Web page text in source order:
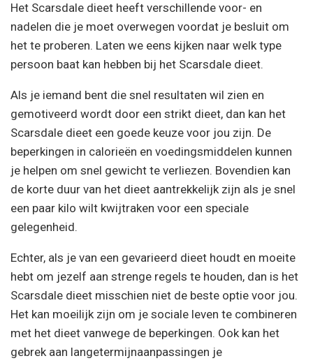
Het Scarsdale dieet heeft verschillende voor- en
nadelen die je moet overwegen voordat je besluit om
het te proberen. Laten we eens kijken naar welk type
persoon baat kan hebben bij het Scarsdale dieet.
Als je iemand bent die snel resultaten wil zien en
gemotiveerd wordt door een strikt dieet, dan kan het
Scarsdale dieet een goede keuze voor jou zijn. De
beperkingen in calorieën en voedingsmiddelen kunnen
je helpen om snel gewicht te verliezen. Bovendien kan
de korte duur van het dieet aantrekkelijk zijn als je snel
een paar kilo wilt kwijtraken voor een speciale
gelegenheid.
Echter, als je van een gevarieerd dieet houdt en moeite
hebt om jezelf aan strenge regels te houden, dan is het
Scarsdale dieet misschien niet de beste optie voor jou.
Het kan moeilijk zijn om je sociale leven te combineren
met het dieet vanwege de beperkingen. Ook kan het
gebrek aan langetermijnaanpassingen je